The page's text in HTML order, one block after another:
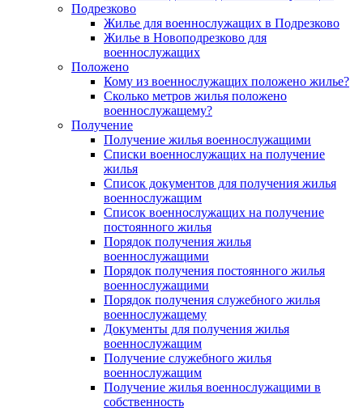
Подрезково
Жилье для военнослужащих в Подрезково
Жилье в Новоподрезково для
военнослужащих
Положено
Кому из военнослужащих положено жилье?
Сколько метров жилья положено
военнослужащему?
Получение
Получение жилья военнослужащими
Списки военнослужащих на получение
жилья
Список документов для получения жилья
военнослужащим
Список военнослужащих на получение
постоянного жилья
Порядок получения жилья
военнослужащими
Порядок получения постоянного жилья
военнослужащими
Порядок получения служебного жилья
военнослужащему
Документы для получения жилья
военнослужащим
Получение служебного жилья
военнослужащим
Получение жилья военнослужащими в
собственность